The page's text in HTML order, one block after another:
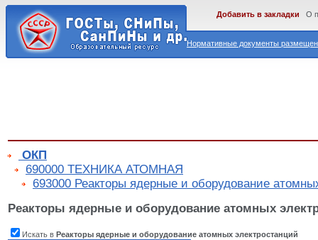
Нормативные документы
Добавить в закладки О
ОКП
690000 ТЕХНИКА АТОМНАЯ
693000 Реакторы ядерные и оборудование
Реакторы ядерные и оборудование атомных
Искать в Реакторы ядерные и оборудование атомных электростанций